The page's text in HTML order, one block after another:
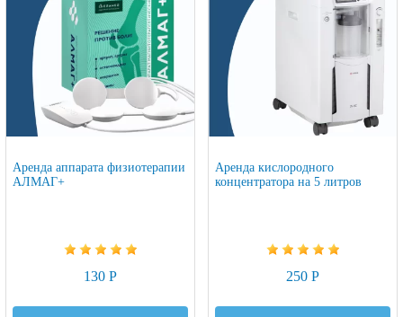
Аренда аппарата физиотерапии
АЛМАГ+
130 Р
Аренда кислородного
концентратора на 5 литров
250 Р